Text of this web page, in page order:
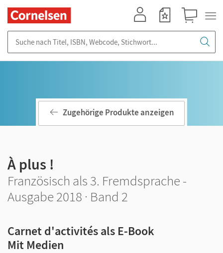
Zugehörige Produkte anzeigen
À plus !
Französisch als 3. Fremdsprache -
Ausgabe 2018 · Band 2
Carnet d'activités als E-Book
Mit Medien